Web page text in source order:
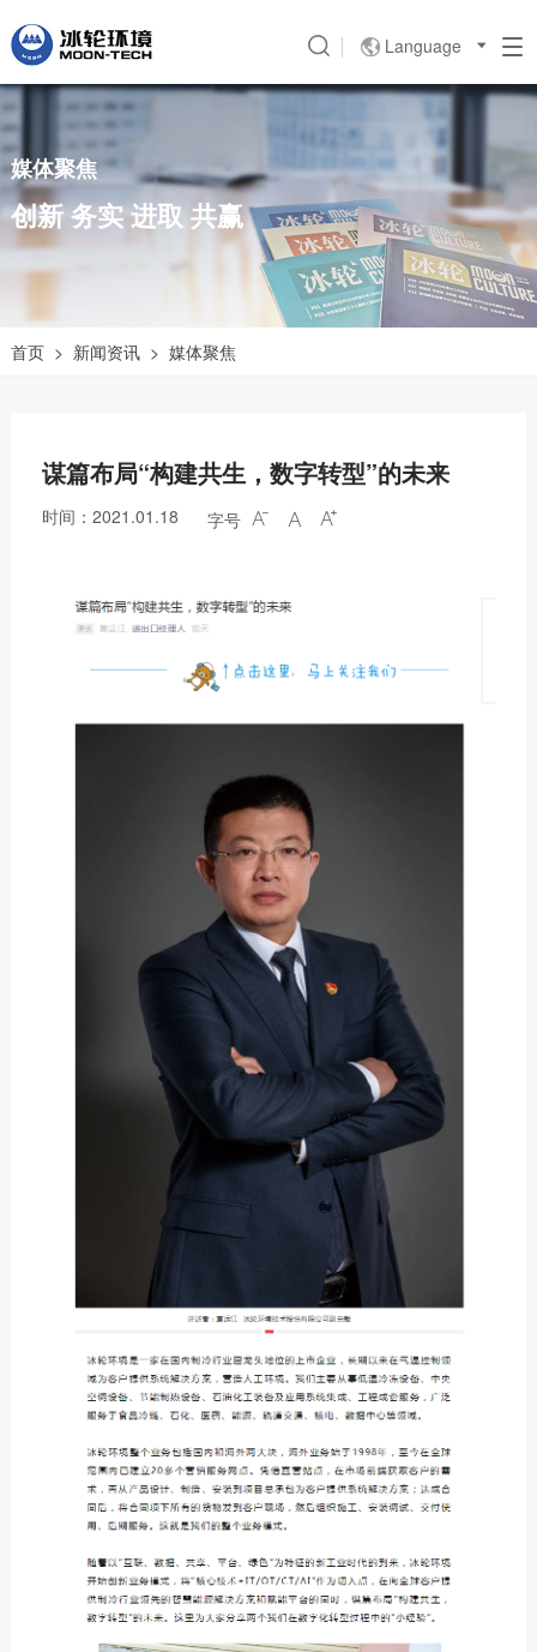
Language 
媒体聚焦
创新 务实 进取 共赢
首页 > 新闻资讯 > 媒体聚焦
谋篇布局“构建共生，数字转型”的未来
时间：2021.01.18 字号   